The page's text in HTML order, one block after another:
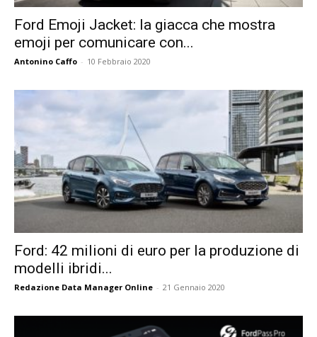
Ford Emoji Jacket: la giacca che mostra
emoji per comunicare con...
Antonino Caffo - 10 Febbraio 2020
Ford: 42 milioni di euro per la produzione di
modelli ibridi...
Redazione Data Manager Online - 21 Gennaio 2020